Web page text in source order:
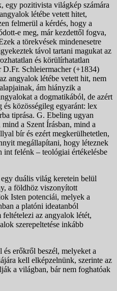
egy pozitivista világkép számára
létébe vetett hitet,
felmerül a kérdés, hogy a
e meg, már kezdettől fogva,
a törekvések mindenesetre
távol tartani magukat az
és körülírhatatlan
Schleiermacher (+1834)
angyalok létébe vetett hit, nem
ám hiányzik a
a dogmatikából, de azért
közösségileg egyaránt: lex
tiprása. G. Ebeling ugyan
a Szent Írásban, mind a
bír és ezért megkerülhetetlen,
megállapítani, hogy léteznek
int felénk – teológiai értékelésbe
duális világ keretein belül
a földhöz viszonyított
Isten potenciái, melyek a
a platóni ideatanból
az angyalok létét,
szerepeltetése inkább
erőkről beszél, melyeket a
kell elképzelnünk, szerinte az
a világban, bár nem foghatóak